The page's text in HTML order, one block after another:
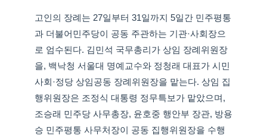
고인의 장례는 27일부터 31일까지 5일간 민주평통
과 더불어민주당이 공동 주관하는 기관·사회장으
로 엄수된다. 김민석 국무총리가 상임 장례위원장
을, 백낙청 서울대 명예교수와 정청래 대표가 시민
사회·정당 상임공동 장례위원장을 맡는다. 상임 집
행위원장은 조정식 대통령 정무특보가 맡았으며,
조승래 민주당 사무총장, 윤호중 행안부 장관, 방용
승 민주평통 사무처장이 공동 집행위원장을 수행